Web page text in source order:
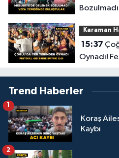
Buluştular
Karaman
15:37
Oynadı!
Trend Haberler
Koraş
Kaybı
1
2